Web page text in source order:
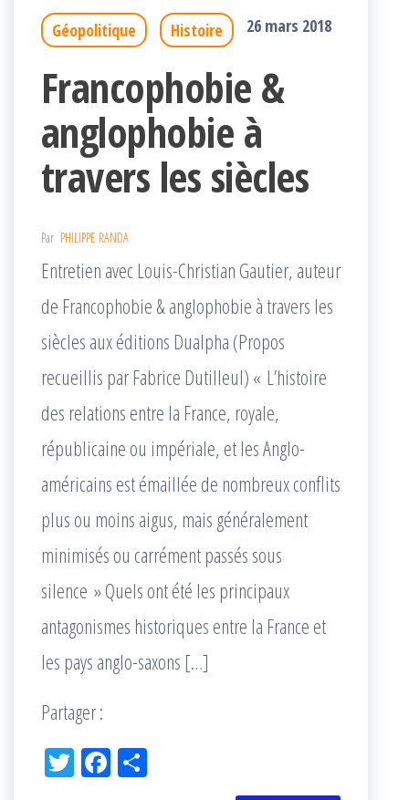
Géopolitique Histoire 26 mars 2018
Francophobie &
anglophobie à
travers les siècles
Par PHILIPPE RANDA
Entretien avec Louis-Christian Gautier, auteur
de Francophobie & anglophobie à travers les
siècles aux éditions Dualpha (Propos
recueillis par Fabrice Dutilleul) « L’histoire
des relations entre la France, royale,
républicaine ou impériale, et les Anglo-
américains est émaillée de nombreux conflits
plus ou moins aigus, mais généralement
minimisés ou carrément passés sous
silence » Quels ont été les principaux
antagonismes historiques entre la France et
les pays anglo-saxons […]
Partager :
Tw Fac